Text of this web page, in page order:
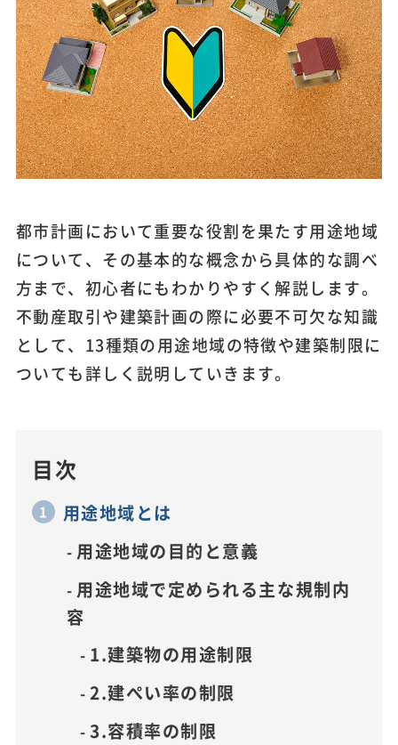
都市計画において重要な役割を果たす用途地域
について、その基本的な概念から具体的な調べ
方まで、初心者にもわかりやすく解説します。
不動産取引や建築計画の際に必要不可欠な知識
として、13種類の用途地域の特徴や建築制限に
ついても詳しく説明していきます。
目次
用途地域とは
用途地域の目的と意義
用途地域で定められる主な規制内
容
1.建築物の用途制限
2.建ぺい率の制限
3.容積率の制限